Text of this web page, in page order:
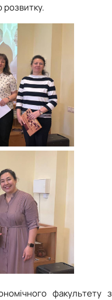
факультету